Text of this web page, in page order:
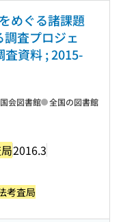
めぐる諸課題
査プロジェ
査資料 ; 2015-
2016.3
会図書館 全国の図書館
考査局